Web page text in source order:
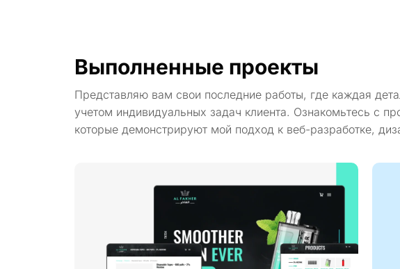
Выполненные проекты
Представляю вам свои последние работы, где каждая
учетом индивидуальных задач клиента. Ознакомьтесь с
которые демонстрируют мой подход к веб-разработке,